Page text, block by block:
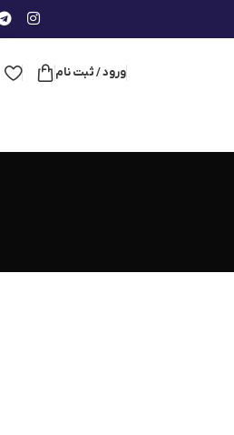
ورود / ثبت نام